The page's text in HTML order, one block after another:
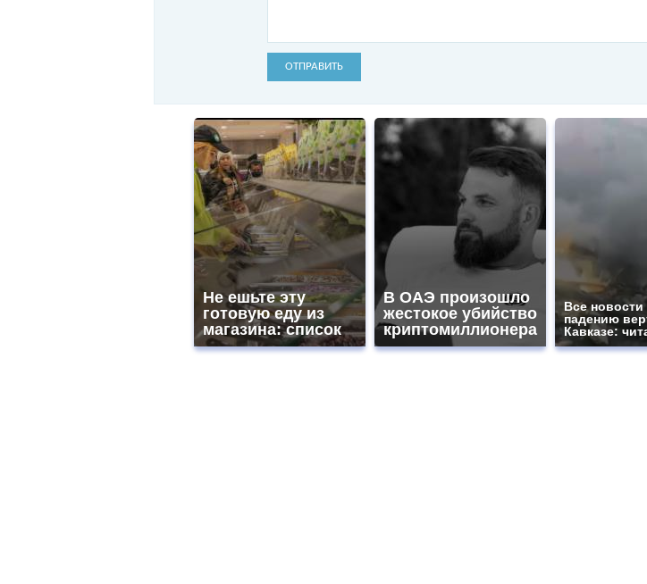
ОТПРАВИТЬ
Не ешьте эту
готовую еду из
магазина: список
В ОАЭ произошло
жестокое убийство
криптомиллионера
Все новости
падению
Кавказе: